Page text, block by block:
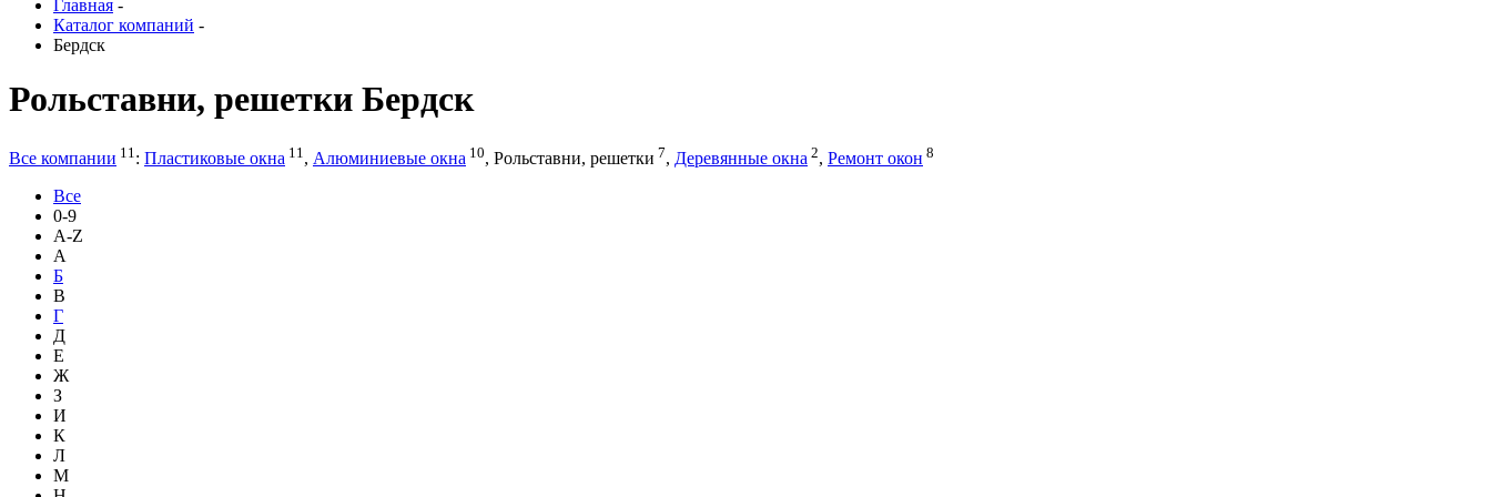
Главная -
Каталог компаний -
Бердск
Рольставни, решетки Бердск
Все компании 11 : Пластиковые окна 11 , Алюминиевые окна 10, Рольставни, решетки 7, Деревянные окна 2, Ремонт окон 8
Все
0-9
A-Z
А
Б
В
Г
Д
Е
Ж
З
И
К
Л
М